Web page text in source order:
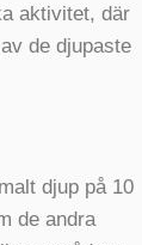
aktivitet, där
de djupaste
djup på 10
de andra